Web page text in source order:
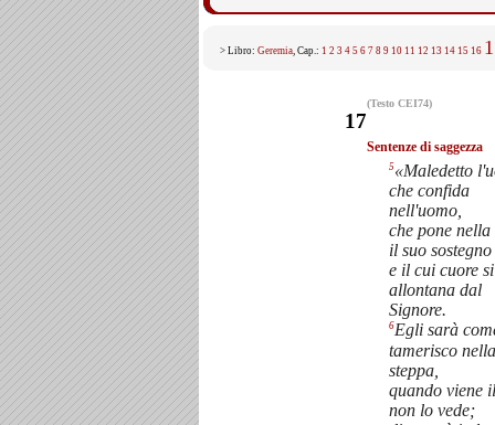
> Libro: Geremia, Cap.: 1 2 3 4 5 6 7 8 9 10 11 12 13 14 15 16
(Testo CEI74)
17
Sentenze di saggezza
5«Maledetto
che confida
nell'uomo,
che pone nella
il suo sostegno
e il cui cuore si
allontana dal
Signore.
6Egli sarà
tamerisco nella
steppa,
quando viene
non lo vede;